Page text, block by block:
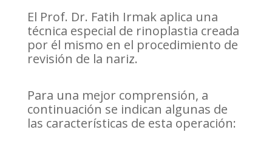
El Prof. Dr. Fatih Irmak aplica una
técnica especial de rinoplastia creada
por él mismo en el procedimiento de
revisión de la nariz.
Para una mejor comprensión, a
continuación se indican algunas de
las características de esta operación: